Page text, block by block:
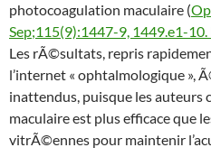
photocoagulation maculaire (
Sep;115(9):1447-9, 1449.e1-10.
Les rÃ©sultats, repris
l’internet « ophtalmologique »,
inattendus, puisque les auteurs
maculaire est plus efficace que
vitrÃ©ennes pour maintenir